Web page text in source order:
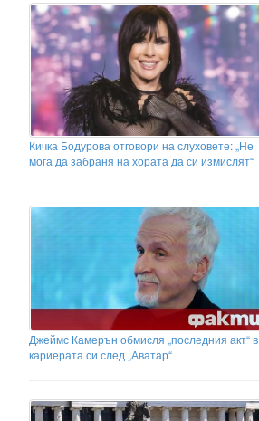
Кичка Бодурова отговори на слуховете: „Не
мога да забраня на хората да си измислят“
Джеймс Камерън обмисля „последния акт“ в
кариерата си след „Аватар“